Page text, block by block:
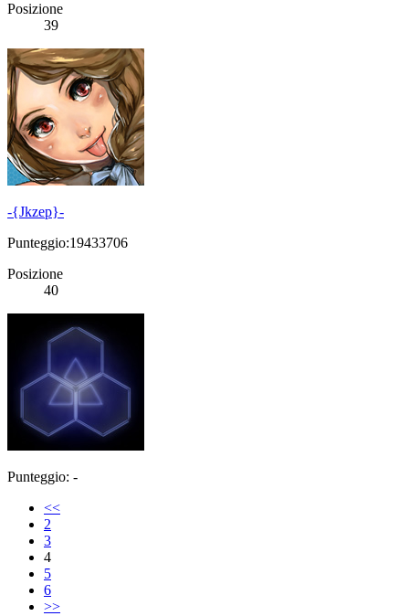
Posizione
39
-{Jkzep}-
Punteggio:19433706
Posizione
40
Punteggio: -
<<
2
3
4
5
6
>>